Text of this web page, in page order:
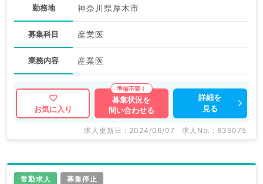
勤務地 神奈川県厚木市
募集科目 産業医
業務内容 産業医
お気に入り
募集状況を
問い合わせる
詳細を
見る
求人更新日 : 2024/06/07 求人No. : 635075
常勤求人 募集停止